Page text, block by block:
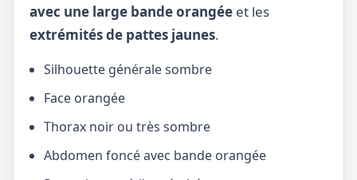
avec une large bande orangée et les
extrémités de pattes jaunes.
Silhouette générale sombre
Face orangée
Thorax noir ou très sombre
Abdomen foncé avec bande orangée